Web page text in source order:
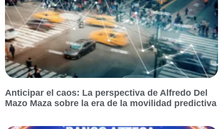
Anticipar el caos: La perspectiva de Alfredo Del
Mazo Maza sobre la era de la movilidad predictiva